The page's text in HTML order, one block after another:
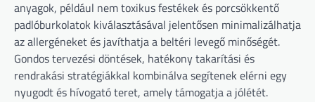
anyagok, például nem toxikus festékek és porcsökkentő
padlóburkolatok kiválasztásával jelentősen minimalizálhatja
az allergéneket és javíthatja a beltéri levegő minőségét.
Gondos tervezési döntések, hatékony takarítási és
rendrakási stratégiákkal kombinálva segítenek elérni egy
nyugodt és hívogató teret, amely támogatja a jólétét.